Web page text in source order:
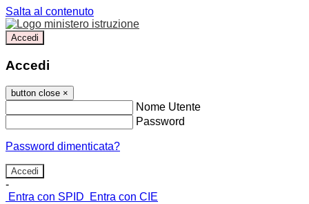
Salta al contenuto
Accedi
Accedi
button close ×
Nome Utente
Password
Password dimenticata?
-
Entra con SPID
Entra con CIE